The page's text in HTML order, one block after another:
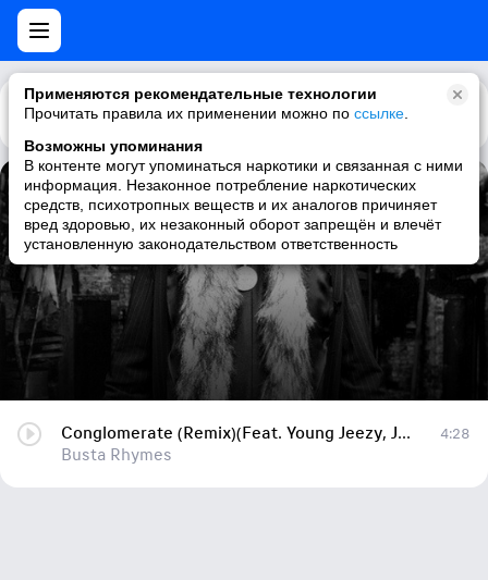
Применяются рекомендательные технологии
Прочитать правила их применении можно по ссылке
Возможны упоминания
В контенте могут упоминаться наркотики и связанная с ними
информация. Незаконное потребление наркотических
средств, психотропных веществ и их аналогов причиняет
вред здоровью, их незаконный оборот запрещён и влечёт
установленную законодательством ответственность
Каталог Рекомендации
Busta Rhymes
Conglomerate (Remix)(Feat. Young Jeezy, Jadakiss, & Pitbull)
Busta Rhymes
4:28